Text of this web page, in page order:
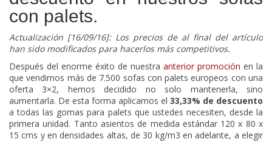
con palets.
Actualización [16/09/16]: Los precios de al final del artículo
han sido modificados para hacerlos más competitivos.
Después del enorme éxito de nuestra anterior promoción en la
que vendimos más de 7.500 sofas con palets europeos con una
oferta 3×2, hemos decidido no solo mantenerla, sino
aumentarla. De esta forma aplicamos el 33,33% de descuento
a todas las gomas para palets que ustedes necesiten, desde la
primera unidad. Tanto asientos de medida estándar 120 x 80 x
15 cms y en densidades altas, de 30 kg/m3 en adelante, a elegir